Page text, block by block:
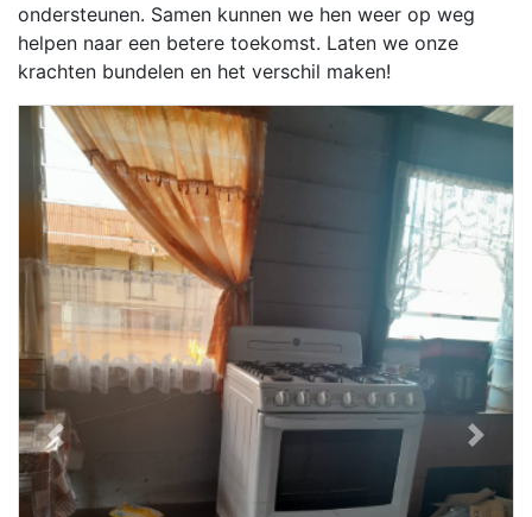
Previous Next
ondersteunen. Samen kunnen we hen weer op weg
helpen naar een betere toekomst. Laten we onze
krachten bundelen en het verschil maken!